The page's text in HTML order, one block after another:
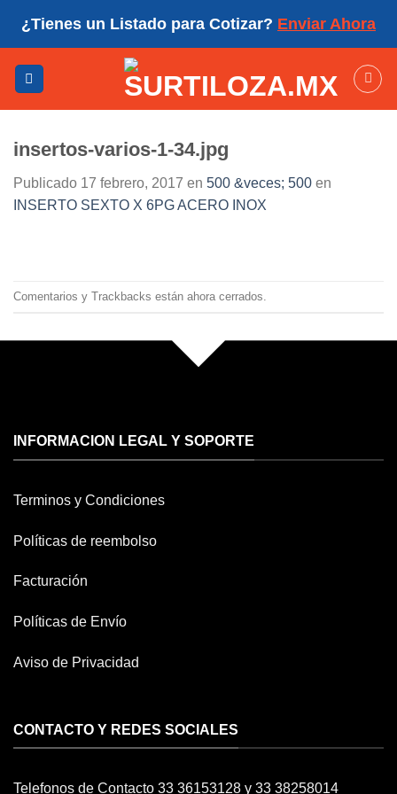
¿Tienes un Listado para Cotizar? Enviar Ahora
insertos-varios-1-34.jpg
Publicado 17 febrero, 2017 en 500 &veces; 500 en
INSERTO SEXTO X 6PG ACERO INOX
Comentarios y Trackbacks están ahora cerrados.
INFORMACION LEGAL Y SOPORTE
Terminos y Condiciones
Políticas de reembolso
Facturación
Políticas de Envío
Aviso de Privacidad
CONTACTO Y REDES SOCIALES
Telefonos de Contacto 33 36153128 y 33 38258014